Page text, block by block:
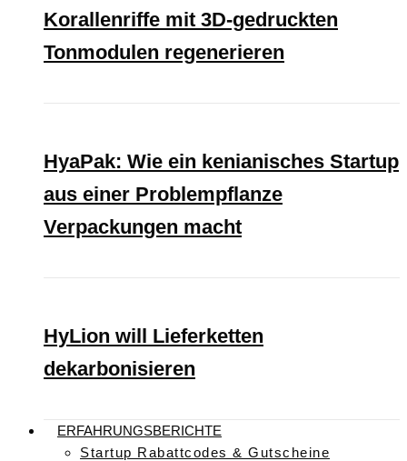
Korallenriffe mit 3D-gedruckten
Tonmodulen regenerieren
HyaPak: Wie ein kenianisches Startup
aus einer Problempflanze
Verpackungen macht
HyLion will Lieferketten
dekarbonisieren
ERFAHRUNGSBERICHTE
Startup Rabattcodes & Gutscheine